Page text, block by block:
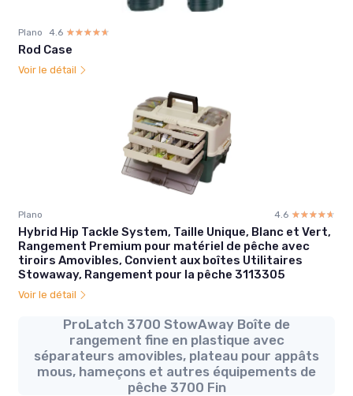
Plano 4.6 ☆☆☆☆☆
★★★★★
Rod Case
Voir le détail
Plano 4.6 ☆☆☆☆☆
★★★★★
Hybrid Hip Tackle System, Taille Unique, Blanc et Vert,
Rangement Premium pour matériel de pêche avec
tiroirs Amovibles, Convient aux boîtes Utilitaires
Stowaway, Rangement pour la pêche 3113305
Voir le détail
ProLatch 3700 StowAway Boîte de
rangement fine en plastique avec
séparateurs amovibles, plateau pour appâts
mous, hameçons et autres équipements de
pêche 3700 Fin